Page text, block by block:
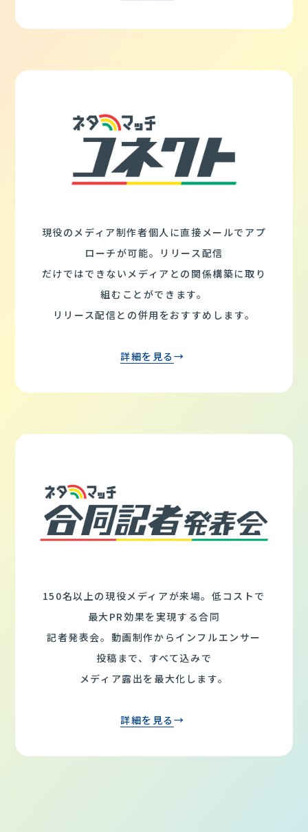
現役のメディア制作者個人に直接メールでアプ
ローチが可能。リリース配信
だけではできないメディアとの関係構築に取り
組むことができます。
リリース配信との併用をおすすめします。
詳細を見る
150名以上の現役メディアが来場。低コストで
最大PR効果を実現する合同
記者発表会。動画制作からインフルエンサー
投稿まで、すべて込みで
メディア露出を最大化します。
詳細を見る